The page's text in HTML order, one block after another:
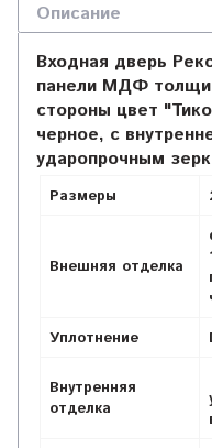
Описание
Входная дверь
панели МДФ
стороны цвет
черное, с
ударопрочным
Размеры
Внешняя отделка
Уплотнение
Внутренняя
отделка